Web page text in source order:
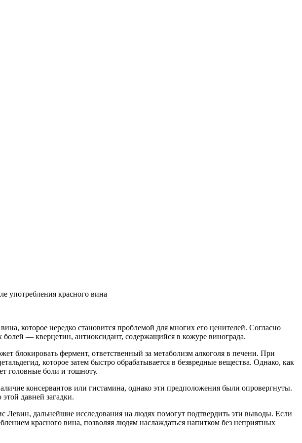
которое нередко становится проблемой для многих его ценителей. Согласно
— кверцетин, антиоксидант, содержащийся в кожуре винограда.
блокировать фермент, ответственный за метаболизм алкоголя в печени. При
которое затем быстро обрабатывается в безвредные вещества. Однако, как
головные боли и тошноту.
консервантов или гистамина, однако эти предположения были опровергнуты.
давней загадки.
дальнейшие исследования на людях помогут подтвердить эти выводы. Если
красного вина, позволяя людям наслаждаться напитком без неприятных